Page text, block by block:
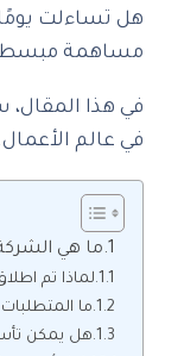
هل تساءلت
مساهمة مبسطة
في هذا
في عالم
ما هي
لماذا تم
ما
هل يمكن